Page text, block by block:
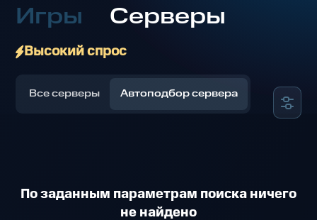
Игры Серверы
Высокий спрос
Все серверы Автоподбор сервера
По заданным параметрам поиска ничего
не найдено